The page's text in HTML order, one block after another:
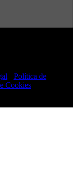
Política de
Cookies